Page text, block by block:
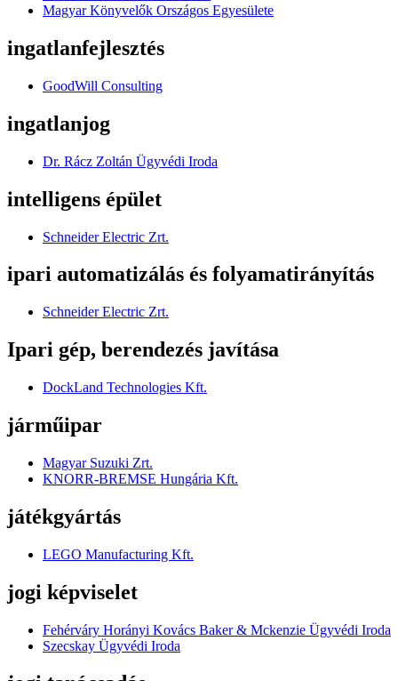
Magyar Könyvelők Országos Egyesülete
ingatlanfejlesztés
GoodWill Consulting
ingatlanjog
Dr. Rácz Zoltán Ügyvédi Iroda
intelligens épület
Schneider Electric Zrt.
ipari automatizálás és folyamatirányítás
Schneider Electric Zrt.
Ipari gép, berendezés javítása
DockLand Technologies Kft.
járműipar
Magyar Suzuki Zrt.
KNORR-BREMSE Hungária Kft.
játékgyártás
LEGO Manufacturing Kft.
jogi képviselet
Fehérváry Horányi Kovács Baker & Mckenzie Ügyvédi Iroda
Szecskay Ügyvédi Iroda